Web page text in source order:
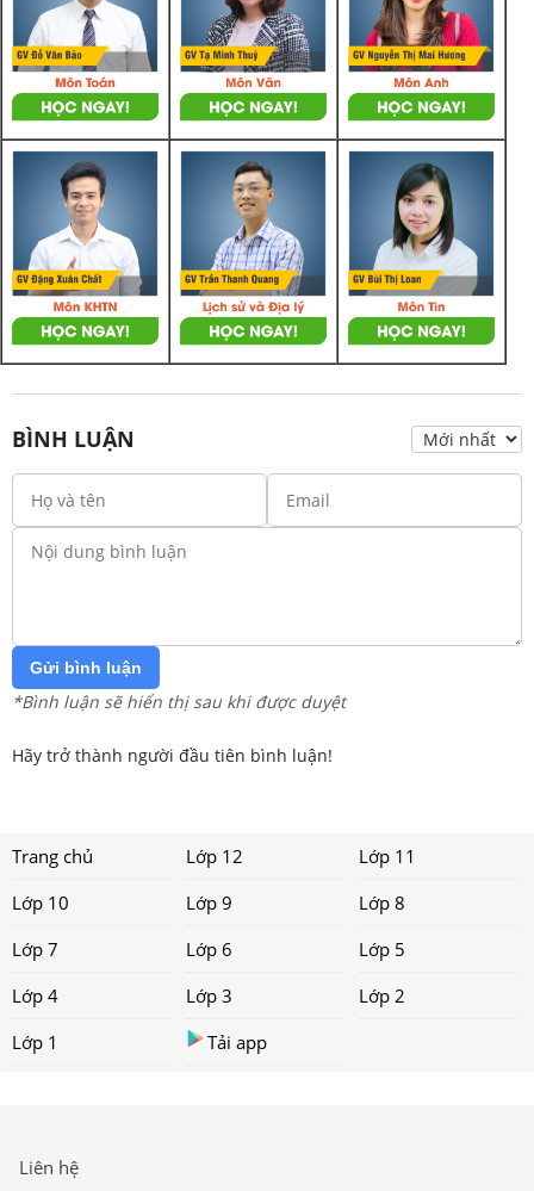
BÌNH LUẬN
Gửi bình luận
*Bình luận sẽ hiển thị sau khi được duyệt
Hãy trở thành người đầu tiên bình luận!
Trang chủ Lớp 12
Lớp 11
Lớp 10
Lớp 9
Lớp 8
Lớp 7
Lớp 6
Lớp 5
Lớp 4
Lớp 3
Lớp 2
Lớp 1
Tải app
Liên hệ